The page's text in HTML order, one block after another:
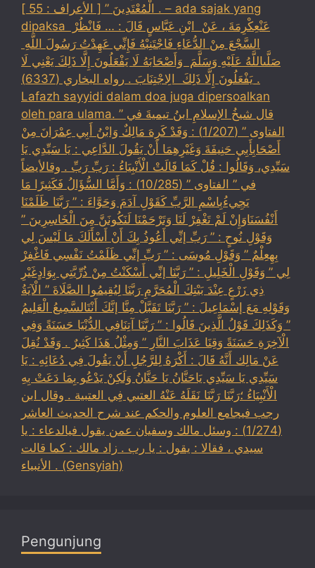
الْمُعْتَدِينَ ” [ الأعراف : 55 ] . – ada sajak yang
dipaksa ‏عَنْ‏‏عِكْرِمَةَ ‏، ‏عَنْ ‏ ‏ابْنِ عَبَّاسٍ ‏‏قَالَ : … فَانْظُرْ ‏‏
السَّجْعَ ‏‏مِنْ الدُّعَاءِ فَاجْتَنِبْهُ فَإِنِّي عَهِدْتُ رَسُولَ اللَّهِ ‏
‏صَلَّىاللَّهُ عَلَيْهِ وَسَلَّمَ ‏ ‏وَأَصْحَابَهُ لَا يَفْعَلُونَ إِلَّا ذَلِكَ ‏‏يَعْنِي لَا
يَفْعَلُونَ إِلَّا ذَلِكَ ‏ ‏الِاجْتِنَابَ . رواه البخاري (6337) .
Lafazh sayyidi dalam doa juga dipersoalkan
oleh para ulama. قال شيخُ الإسلامِ ابنُ تيميةَ في ”
الفتاوى ” (1/207) : وَقَدْ كَرِهَ مَالِكٌ وَابْنُ أَبِي عِمْرَانَ مِنْ
أَصْحَابِأَبِي حَنِيفَةَ وَغَيْرِهِمَا أَنْ يَقُولَ الدَّاعِي : يَا سَيِّدِي يَا
سَيِّدِي، وَقَالُوا : قُلْ كَمَا قَالَتْ الْأَنْبِيَاءُ : رَبِّ رَبِّ . وقالأيضاً
في ” الفتاوى ” (10/285) : وَأَمَّا السُّؤَالُ فَكَثِيرًا مَا
يَجِيءُبِاسْمِ الرَّبِّ كَقَوْلِ آدَمَ وَحَوَّاءَ : ” رَبَّنَا ظَلَمْنَا
أَنْفُسَنَاوَإِنْ لَمْ تَغْفِرْ لَنَا وَتَرْحَمْنَا لَنَكُونَنَّ مِنَ الْخَاسِرِينَ ”
وَقَوْلِ نُوحٍ : ” رَبِّ إنِّي أَعُوذُ بِكَ أَنْ أَسْأَلَكَ مَا لَيْسَ لِي
بِهِعِلْمٌ ” وَقَوْلِ مُوسَى : ” رَبِّ إنِّي ظَلَمْتُ نَفْسِي فَاغْفِرْ
لِي ” وَقَوْلِ الْخَلِيلِ : ” رَبَّنَا إنِّي أَسْكَنْتُ مِنْ ذُرِّيَّتِي بِوَادٍغَيْرِ
ذِي زَرْعٍ عِنْدَ بَيْتِكَ الْمُحَرَّمِ رَبَّنَا لِيُقِيمُوا الصَّلَاةَ ” الْآيَةُ
وَقَوْلِهِ مَعَ إسْمَاعِيلَ : ” رَبَّنَا تَقَبَّلْ مِنَّا إنَّكَ أَنْتَالسَّمِيعُ الْعَلِيمُ
” وَكَذَلِكَ قَوْلُ الَّذِينَ قَالُوا : ” رَبَّنَا آتِنَافِي الدُّنْيَا حَسَنَةً وَفِي
الْآخِرَةِ حَسَنَةً وَقِنَا عَذَابَ النَّارِ ” وَمِثْلُ هَذَا كَثِيرٌ . وَقَدْ نُقِلَ
عَنْ مَالِك أَنَّهُ قَالَ : أَكْرَهُ لِلرَّجُلِ أَنْ يَقُولَ فِي دُعَائِهِ : يَا
سَيِّدِي يَا سَيِّدِي يَاحَنَّانُ يَا حَنَّانُ وَلَكِنْ يَدْعُو بِمَا دَعَتْ بِهِ
الْأَنْبِيَاءُ ؛رَبَّنَا رَبَّنَا نَقَلَهُ عَنْهُ العتبي فِي العتبية . وقال ابن
رجب فيجامع العلوم والحكم عند شرح الحديث العاشر
(1/274) : وسئل مالك وسفيان عمن يقول فيالدعاء : يا
سيدي ، فقالا : يقول : يا رب . زاد مالك : كما قالت
الأنبياء . (Gensyiah)
Pengunjung